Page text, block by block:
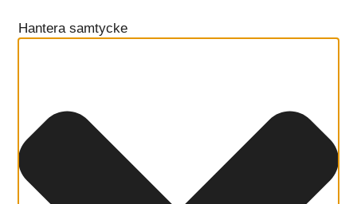
Hantera samtycke